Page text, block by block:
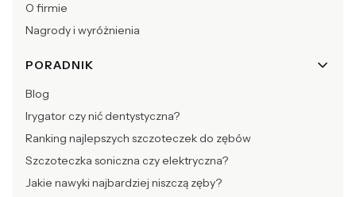
O firmie
Nagrody i wyróżnienia
PORADNIK
Blog
Irygator czy nić dentystyczna?
Ranking najlepszych szczoteczek do zębów
Szczoteczka soniczna czy elektryczna?
Jakie nawyki najbardziej niszczą zęby?